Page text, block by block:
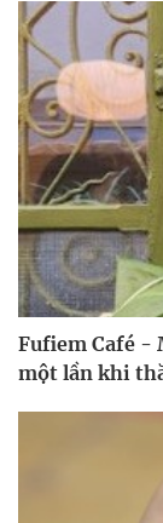
Fufiem Café -
một lần khi